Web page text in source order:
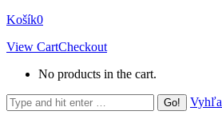
Košík0
View CartCheckout
No products in the cart.
Search: